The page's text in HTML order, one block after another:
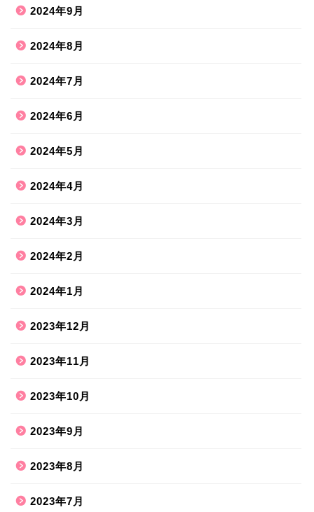
2024年9月
2024年8月
2024年7月
2024年6月
2024年5月
2024年4月
2024年3月
2024年2月
2024年1月
2023年12月
2023年11月
2023年10月
2023年9月
2023年8月
2023年7月